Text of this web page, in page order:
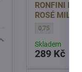
RONFINI
ROSÉ
RONFINI
0,75
Skladem
289 Kč